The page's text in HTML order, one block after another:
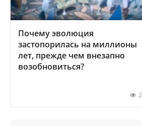
Почему эволюция
застопорилась на миллионы
лет, прежде чем внезапно
возобновиться?